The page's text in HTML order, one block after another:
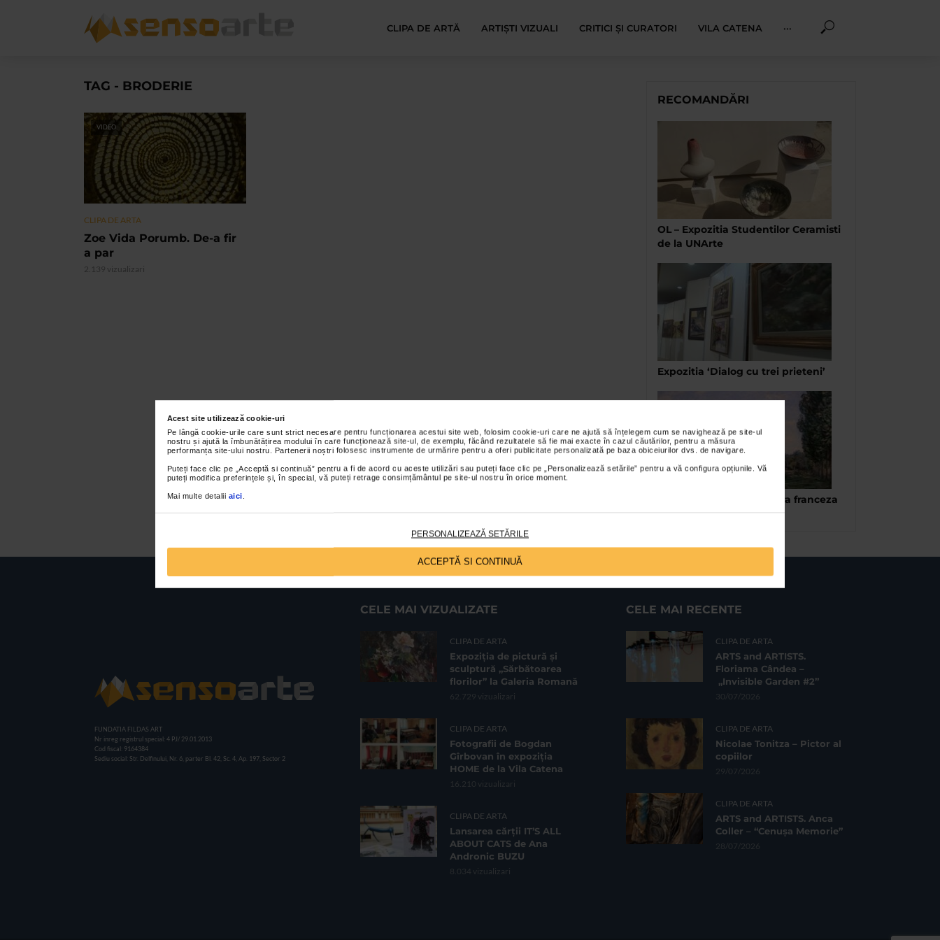
Acest site utilizează cookie-uri
Pe lângă cookie-urile care sunt strict necesare pentru funcționarea acestui site web, folosim cookie-uri care ne ajută să înțelegem cum se navighează pe site-ul
nostru și ajută la îmbunătățirea modului în care funcționează site-ul, de exemplu, făcând rezultatele să fie mai exacte în cazul căutărilor, pentru a măsura
performanța site-ului nostru. Partenerii noștri folosesc instrumente de urmărire pentru a oferi publicitate personalizată pe baza obiceiurilor dvs. de navigare.
Puteți face clic pe „Acceptă si continuă” pentru a fi de acord cu aceste utilizări sau puteți face clic pe „Personalizează setările” pentru a vă configura opțiunile. Vă
puteți modifica preferințele și, în special, vă puteți retrage consimțământul pe site-ul nostru în orice moment.
Mai multe detalii aici
PERSONALIZEAZĂ SETĂRILE
ACCEPTĂ SI CONTINUĂ
CLIPA DE ARTĂ ARTIȘTI VIZUALI CRITICI ȘI CURATORI VILA CATENA ···
TAG - BRODERIE
VIDEO
CLIPA DE ARTA
Zoe Vida Porumb. De-a fir
a par
2.139 vizualizari
RECOMANDĂRI
OL – Expozitia Studentilor Ceramisti
de la UNArte
Expozitia ‘Dialog cu trei prieteni’
Umbre si lumini in pictura franceza
FUNDATIA FILDAS ART
Nr inreg registrul special: 4 PJ/ 29.01.2013
Cod fiscal: 9164384
Sediu social: Str. Delfinului, Nr. 6, parter Bl. 42, Sc. 4, Ap. 197, Sector 2
CELE MAI VIZUALIZATE
CLIPA DE ARTA
Expoziția de pictură și
sculptură „Sărbătoarea
florilor” la Galeria Romană
62.729 vizualizari
CLIPA DE ARTA
Fotografii de Bogdan
Gîrbovan în expoziția
HOME de la Vila Catena
16.210 vizualizari
CLIPA DE ARTA
Lansarea cărții IT’S ALL
ABOUT CATS de Ana
Andronic BUZU
8.034 vizualizari
CELE MAI RECENTE
CLIPA DE ARTA
ARTS and ARTISTS.
Floriama Cândea –
„Invisible Garden #2”
30/07/2026
CLIPA DE ARTA
Nicolae Tonitza – Pictor al
copiilor
29/07/2026
CLIPA DE ARTA
ARTS and ARTISTS. Anca
Coller – “Cenușa Memorie”
28/07/2026